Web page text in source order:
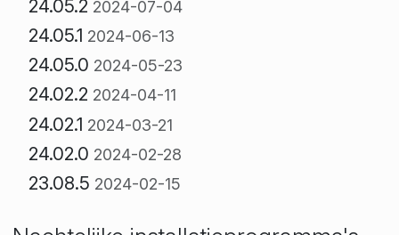
24.05.2 2024-07-04
24.05.1 2024-06-13
24.05.0 2024-05-23
24.02.2 2024-04-11
24.02.1 2024-03-21
24.02.0 2024-02-28
23.08.5 2024-02-15